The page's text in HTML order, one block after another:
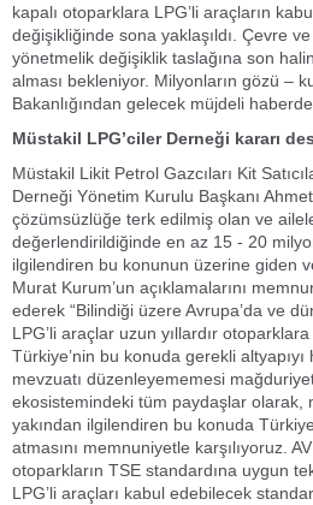
kapalı otoparklara LPG’li araçların
değişikliğinde sona yaklaşıldı. Çevre ve
yönetmelik değişiklik taslağına son
alması bekleniyor. Milyonların gözü –
Bakanlığından gelecek müjdeli haberde.
Müstakil LPG’ciler Derneği kararı
Müstakil Likit Petrol Gazcıları Kit
Derneği Yönetim Kurulu Başkanı Ahmet
çözümsüzlüğe terk edilmiş olan ve
değerlendirildiğinde en az 15 - 20
ilgilendiren bu konunun üzerine giden
Murat Kurum’un açıklamalarını
ederek “Bilindiği üzere Avrupa’da ve
LPG’li araçlar uzun yıllardır
Türkiye’nin bu konuda gerekli altyapıyı
mevzuatı düzenleyememesi
ekosistemindeki tüm paydaşlar olarak,
yakından ilgilendiren bu konuda
atmasını memnuniyetle karşılıyoruz.
otoparkların TSE standardına uygun
LPG’li araçları kabul edebilecek